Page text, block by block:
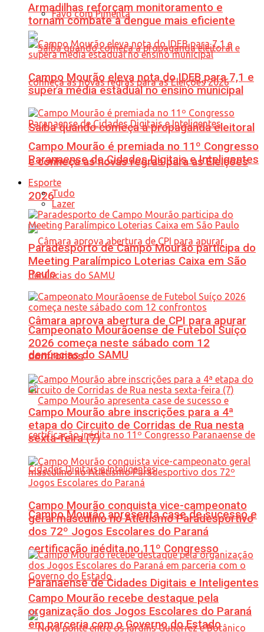
Favo com Pimenta
Saiba quando começa a propaganda eleitoral
e conheça as novas regras para as Eleições
2026
Câmara aprova abertura de CPI para apurar
denúncias do SAMU
Campo Mourão apresenta case de sucesso e
certificação inédita no 11º Congresso
Paranaense de Cidades Digitais e Inteligentes
Armadilhas reforçam monitoramento e
tornam combate à dengue mais eficiente
Campo Mourão eleva nota do IDEB para 7,1 e
supera média estadual no ensino municipal
Campo Mourão é premiada no 11º Congresso
Paranaense de Cidades Digitais e Inteligentes
Esporte
Tudo
Lazer
Paradesporto de Campo Mourão participa do
Meeting Paralímpico Loterias Caixa em São
Paulo
Campeonato Mourãoense de Futebol Suíço
2026 começa neste sábado com 12
confrontos
Campo Mourão abre inscrições para a 4ª
etapa do Circuito de Corridas de Rua nesta
sexta-feira (7)
Campo Mourão conquista vice-campeonato
geral masculino no Atletismo Paradesportivo
dos 72º Jogos Escolares do Paraná
Campo Mourão recebe destaque pela
organização dos Jogos Escolares do Paraná
em parceria com o Governo do Estado